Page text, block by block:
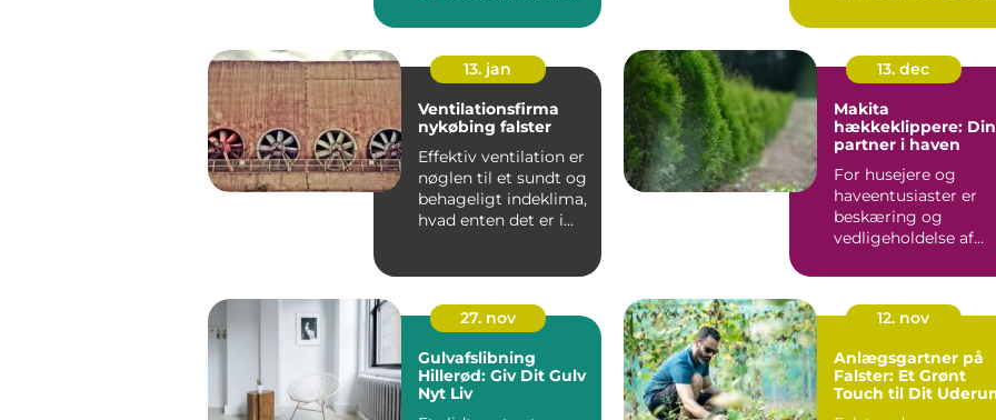
13. jan
Ventilationsfirma
nykøbing falster
Effektiv ventilation er
nøglen til et sundt og
behageligt indeklima,
hvad enten det er i
13. dec
Makita
hækkeklippere: Din
partner i haven
For husejere og
haveentusiaster er
beskæring og
vedligeholdelse af
tilbage...
27. nov
Gulvafslibning
Hillerød: Giv Dit Gulv
Nyt Liv
12. nov
Anlægsgartner på
Falster: Et Grønt
Touch til Dit